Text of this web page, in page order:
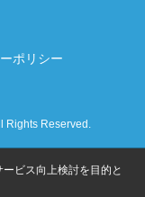
ポリシー
Rights Reserved.
ビス向上検討を目的と